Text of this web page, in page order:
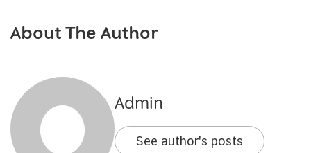
About The Author
Admin
See author's posts